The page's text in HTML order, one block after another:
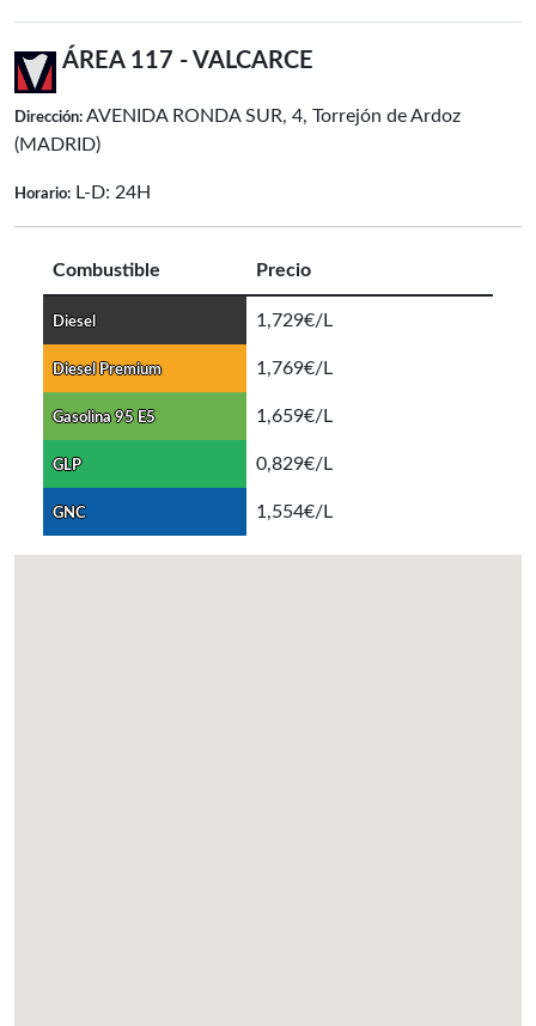
ÁREA 117 - VALCARCE
Dirección: AVENIDA RONDA SUR, 4, Torrejón de Ardoz
(MADRID)
Horario: L-D: 24H
Combustible Precio
Diesel 1,729€/L
Diesel Premium 1,769€/L
Gasolina 95 E5 1,659€/L
GLP 0,829€/L
GNC 1,554€/L